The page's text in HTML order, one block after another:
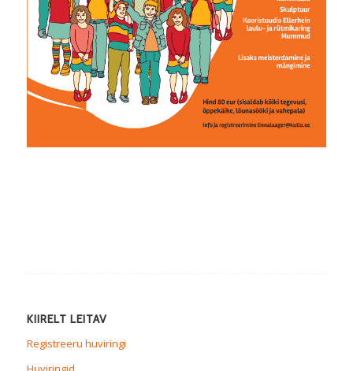
KIIRELT LEITAV
Registreeru huviringi